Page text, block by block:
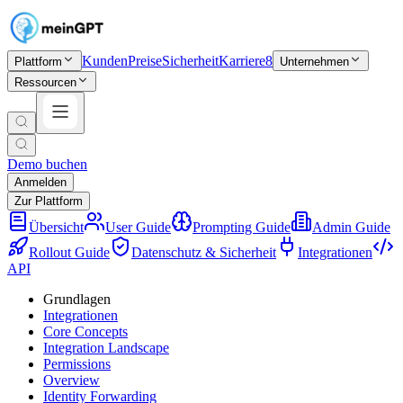
Plattform KundenPreiseSicherheitKarriere8 Unternehmen
Ressourcen
Demo buchen
Anmelden
Zur Plattform
Übersicht User Guide Prompting Guide
Admin Guide
Rollout Guide
Datenschutz & Sicherheit
Integrationen
API
Grundlagen
Integrationen
Core Concepts
Integration Landscape
Permissions
Overview
Identity Forwarding